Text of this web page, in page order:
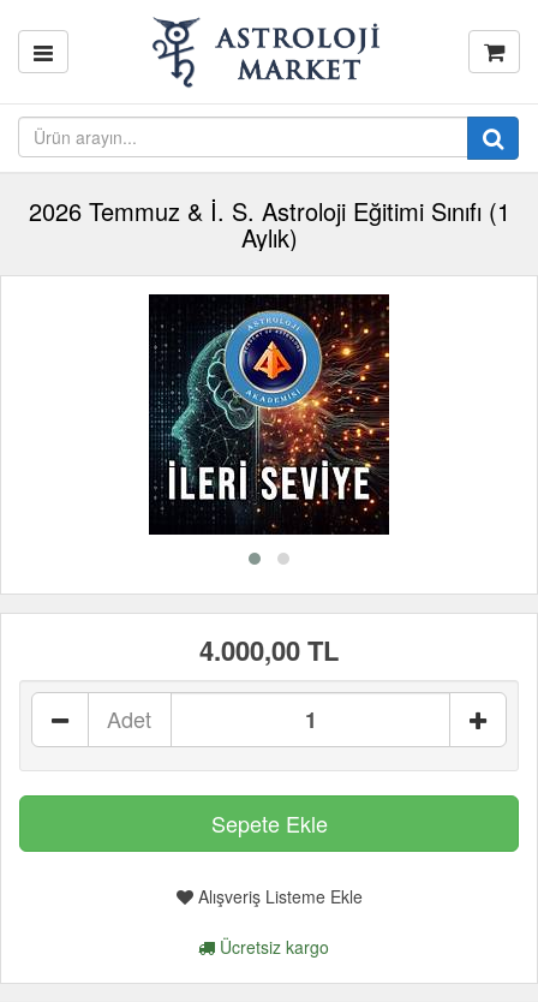
2026 Temmuz & İ. S. Astroloji Eğitimi Sınıfı (1
Aylık)
4.000,00 TL
Adet
Alışveriş Listeme Ekle
Ücretsiz kargo